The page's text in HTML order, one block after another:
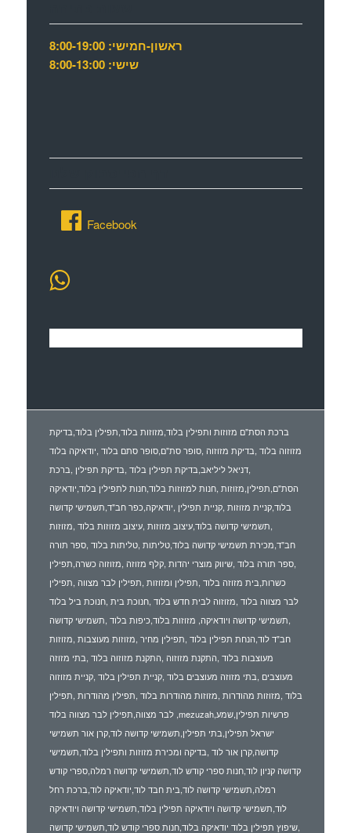
ראשון-חמישי: 8:00-19:00
שישי: 8:00-13:00
Facebook
ברכת הסת"ם מזוזות ותפילין בלוד,מזוזות בלוד,תפילין בלוד,בדיקת
מזוזוה בלוד ,בדיקת מזוזוה ,סופר סת"ם,סופר סתם בלוד ,יודאיקה בלוד
,דניאל ליליאב,בדיקת תפילין בלוד ,בדיקת תפילין ,ברכת
הסת"ם,תפילין,מזוזות ,חנות למזוזות בלוד,חנות לתפילין בלוד,יודאיקה
בלוד,קניית מזוזות ,קניית תפילין ,יודאיקה,כפר חב"ד,תשמישי קדושה
,תשמישי קדושה בלוד,עיצוב מזוזות ,עיצוב מזוזות בלוד ,מזוזות
חב"ד,מכירת תשמישי קדושה בלוד,טליתות ,טליתות בלוד ,ספר תורה
,ספר תורה בלוד ,שיווק מוצרי יהדות ,קלף מזוזה ,מזוזוה כשרה,תפילין
כשרות,בית מזוזה בלוד ,תפילין ומזוזות ,תפילין לבר מצווה ,תפילין
לבר מצווה בלוד ,מזוזוה לבית חדש בלוד ,חנוכת בית ,חנוכת ביל בלוד
,תשמישי קדושה ויודאיקה, מזוזות בלוד,כיפות בלוד ,תשמישי קדושה
חב"ד לוד,הנחת תפילין בלוד ,תפילין מחיר ,מזוזות מעוצבות ,מזוזות
מעוצבות בלוד ,התקנת מזוזוה ,התקנת מזוזוה בלוד ,בתי מזוזה
מעוצבים ,בתי מזוזה מעוצבים בלוד ,קניית תפילין בלוד ,קניית מזוזוה
בלוד ,מזוזות מהודרות ,מזוזות מהודרות בלוד ,תפילין מהודרות ,תפילין
לבר מצווה,תפילין לבר מצווה בלוד ,mezuzah,פרשיות תפילין,שמע
ישראל תפילין,בתי תפילין,תשמישי קדושה לוד,קרן אור תשמישי
קדושה,קרן אור לוד ,בדיקה ומכירת מזוזות ותפילין בלוד,תשמישי
קדושה קניון לוד,חנות ספרי קודש לוד,תשמישי קדושה רמלה,ספרי קודש
רמלה,תשמישי קדושה לוד,בית חבד לוד,יודאיקה לוד,ברכת רחל
לוד,תשמישי קדושה ויודאיקה תפילין בלוד,תשמישי קדושה ויודאיקה
,שיפוץ תפילין בלוד יודאיקה בלוד,חנות ספרי קודש לוד,תשמישי קדושה